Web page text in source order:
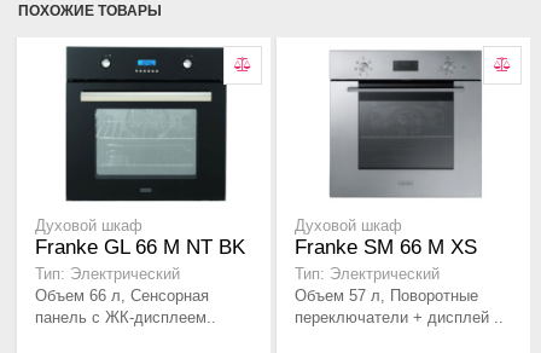
ПОХОЖИЕ ТОВАРЫ
Духовой шкаф
Franke GL 66 M NT BK
Тип: Электрический
Объем 66 л, Сенсорная
панель с ЖК-дисплеем..
Духовой шкаф
Franke SM 66 M XS
Тип: Электрический
Объем 57 л, Поворотные
переключатели + дисплей ..